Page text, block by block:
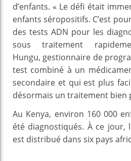
d’enfants. « Le défi était
enfants séropositifs. C’est
des tests ADN pour les
sous traitement
Hungu, gestionnaire de
test combiné à un
secondaire et qui est plus
désormais un traitement bien
Au Kenya, environ 160 000
été diagnostiqués. À ce jour,
est distribué dans six pays